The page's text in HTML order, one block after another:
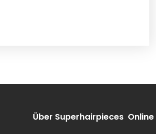
pflegeleichten Look oder eine
Über Superhairpieces